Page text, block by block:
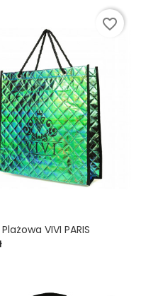
VIVI PARIS
favorite_border